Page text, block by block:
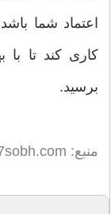
اعتماد شما
کاری کند تا
برسید.
منبع: 7sobh.com